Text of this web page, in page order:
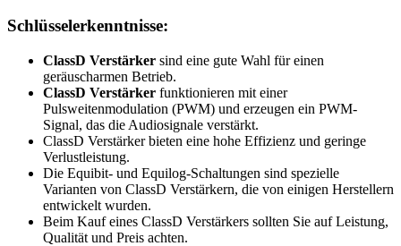
Schlüsselerkenntnisse:
ClassD Verstärker sind eine gute Wahl für einen
geräuscharmen Betrieb.
ClassD Verstärker funktionieren mit einer
Pulsweitenmodulation (PWM) und erzeugen ein PWM-
Signal, das die Audiosignale verstärkt.
ClassD Verstärker bieten eine hohe Effizienz und geringe
Verlustleistung.
Die Equibit- und Equilog-Schaltungen sind spezielle
Varianten von ClassD Verstärkern, die von einigen Herstellern
entwickelt wurden.
Beim Kauf eines ClassD Verstärkers sollten Sie auf Leistung,
Qualität und Preis achten.